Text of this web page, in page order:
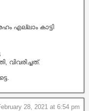
എല്ലാം കാട്ടി
28, 2021 at 6:54 pm